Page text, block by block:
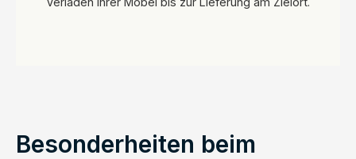
Besonderheiten beim